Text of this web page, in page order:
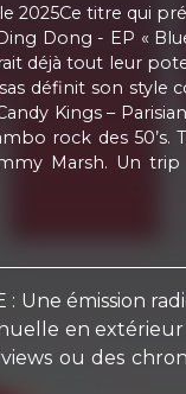
2025Ce titre qui
Dong - EP «
déjà tout leur
définit son
Kings –
rock des
Marsh. Un
: Une
en
ou des